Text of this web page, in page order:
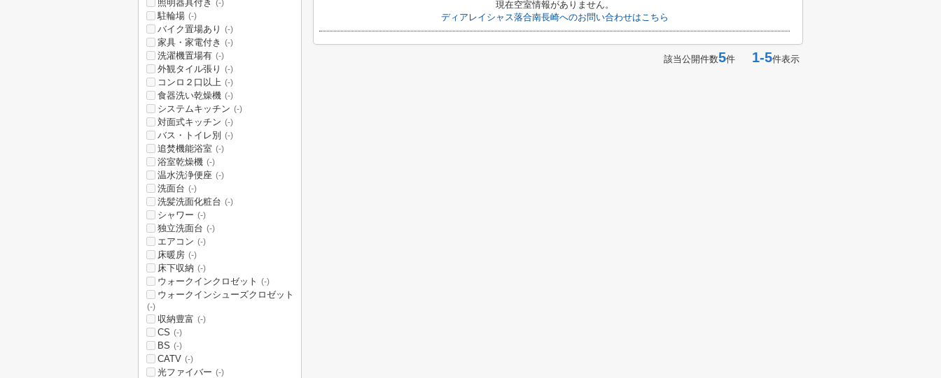
現在空室情報がありません。
ディアレイシャス落合南長崎へのお問い合わせはこちら
該当公開件数5件 1-5件表示
照明器具付き (-)
駐輪場 (-)
バイク置場あり (-)
家具・家電付き (-)
洗濯機置場有 (-)
外観タイル張り (-)
コンロ２口以上 (-)
食器洗い乾燥機 (-)
システムキッチン (-)
対面式キッチン (-)
バス・トイレ別 (-)
追焚機能浴室 (-)
浴室乾燥機 (-)
温水洗浄便座 (-)
洗面台 (-)
洗髪洗面化粧台 (-)
シャワー (-)
独立洗面台 (-)
エアコン (-)
床暖房 (-)
床下収納 (-)
ウォークインクロゼット (-)
ウォークインシューズクロゼット
(-)
収納豊富 (-)
CS (-)
BS (-)
CATV (-)
光ファイバー (-)